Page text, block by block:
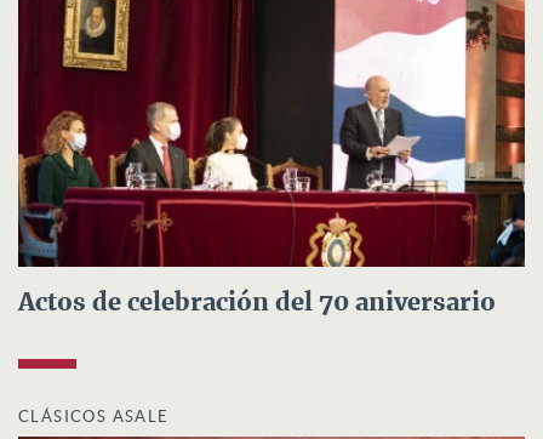
Actos de celebración del 70 aniversario
CLÁSICOS ASALE